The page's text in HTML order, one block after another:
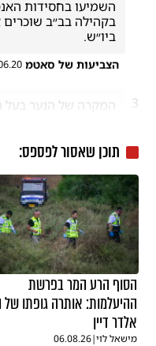
ביו״ש.
הצביעות של סאטמ
3
מוסת מאודדד ואני
אבי 05.06.20
תוכן שאסור לפספס:
הסוף הרע המר בפרשת
ההיעלמות: אותרה גופתו
אלדר דיין
מישאל לוי|
06.08.26